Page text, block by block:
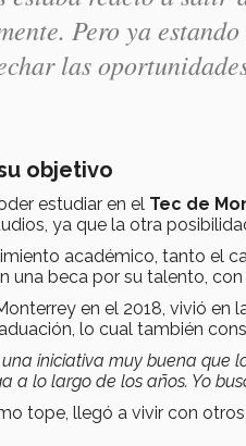
Pero ya
las
objetivo
estudiar en el Tec de
ya que la otra
académico, tanto el
una beca por su talento,
en el 2018, vivió en
lo cual también
iniciativa muy buena que
a lo largo de los años. Yo
tope, llegó a vivir con